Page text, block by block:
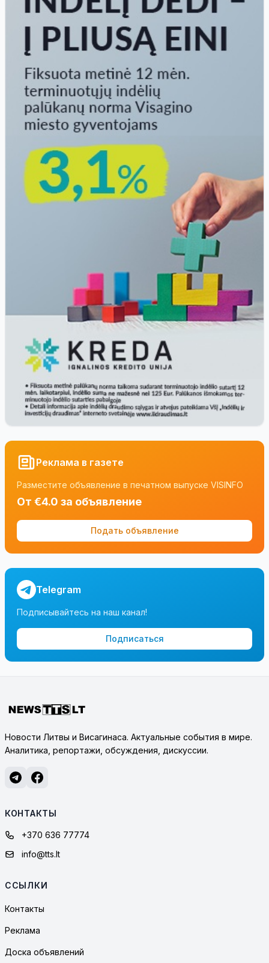
Реклама в газете
Разместите объявление в печатном выпуске VISINFO
От €4.0 за объявление
Подать объявление
Telegram
Подписывайтесь на наш канал!
Подписаться
Новости Литвы и Висагинаса. Актуальные события в мире.
Аналитика, репортажи, обсуждения, дискуссии.
КОНТАКТЫ
+370 636 77774
info@tts.lt
ССЫЛКИ
Контакты
Реклама
Доска объявлений